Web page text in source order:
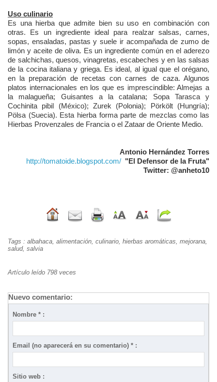
Uso culinario
Es una hierba que admite bien su uso en combinación con
otras. Es un ingrediente ideal para realzar salsas, carnes,
sopas, ensaladas, pastas y suele ir acompañada de zumo de
limón y aceite de oliva. Es un ingrediente común en el aderezo
de salchichas, quesos, vinagretas, escabeches y en las salsas
de la cocina italiana y griega. Es ideal, al igual que el orégano,
en la preparación de recetas con carnes de caza. Algunos
platos internacionales en los que es imprescindible: Almejas a
la malagueña; Guisantes a la catalana; Sopa Tarasca y
Cochinita pibil (México); Zurek (Polonia); Pörkölt (Hungría);
Pölsa (Suecia). Esta hierba forma parte de mezclas como las
Hierbas Provenzales de Francia o el Zataar de Oriente Medio.
Antonio Hernández Torres
http://tomatoide.blogspot.com/ "El Defensor de la Fruta"
Twitter: @anheto10
Tags : albahaca alimentación culinario hierbas aromáticas mejorana
salud, salvia
Artículo leído 798 veces
Nuevo comentario:
Nombre * :
Email (no aparecerá en su comentario) * :
Sitio web :